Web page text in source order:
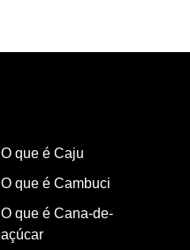
O que é Caju
O que é Cambuci
O que é Cana-de-
açúcar